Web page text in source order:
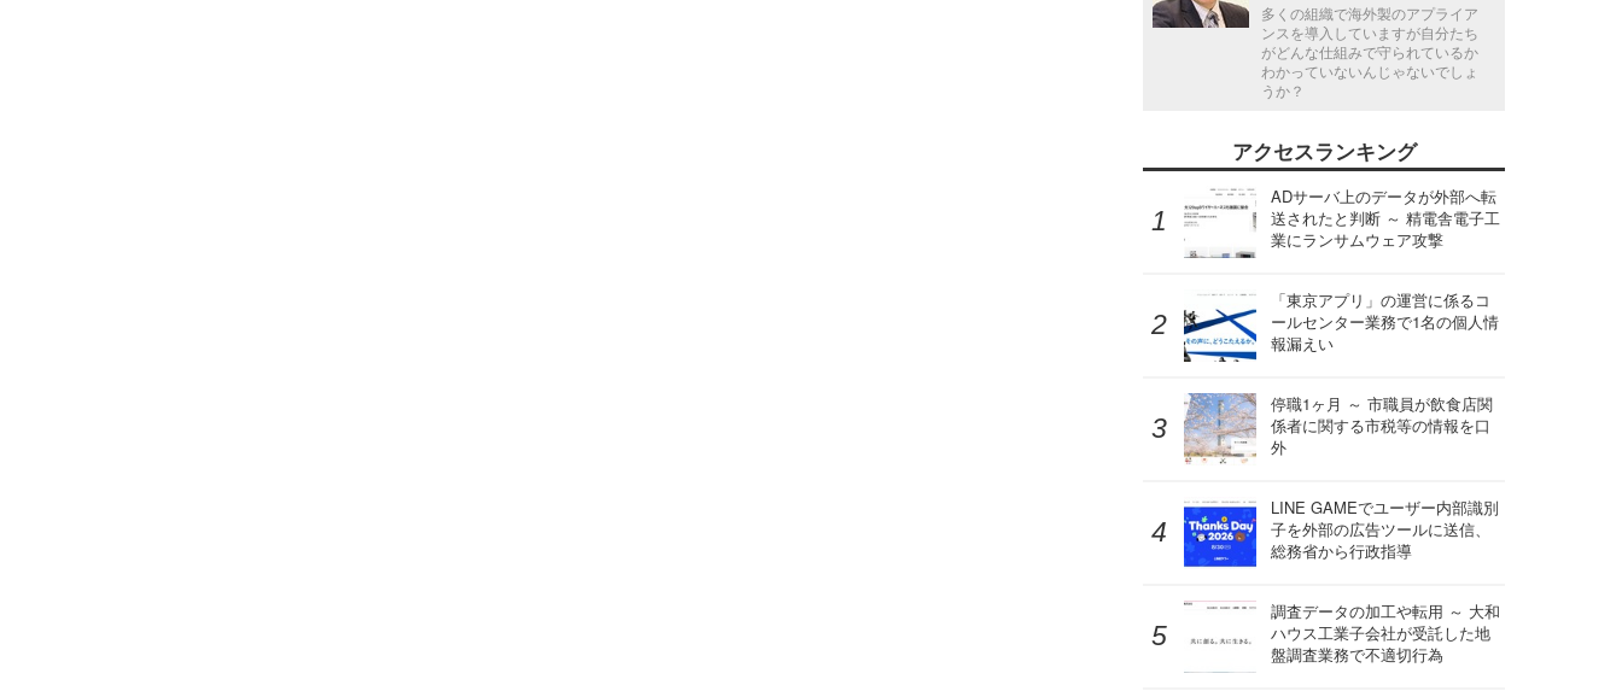
多くの組織で海外製のアプライア
ンスを導入していますが自分たち
がどんな仕組みで守られているか
わかっていないんじゃないでしょ
うか？
アクセスランキング
ADサーバ上のデータが外部へ転
送されたと判断 ～ 精電舎電子工
業にランサムウェア攻撃
「東京アプリ」の運営に係るコ
ールセンター業務で1名の個人情
報漏えい
停職1ヶ月 ～ 市職員が飲食店関
係者に関する市税等の情報を口
外
LINE GAMEでユーザー内部識別
子を外部の広告ツールに送信、
総務省から行政指導
調査データの加工や転用 ～ 大和
ハウス工業子会社が受託した地
盤調査業務で不適切行為